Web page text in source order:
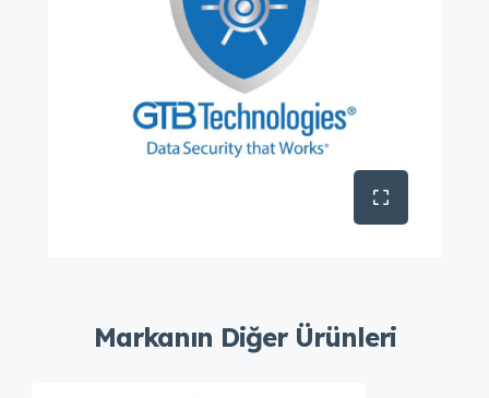
Markanın Diğer Ürünleri